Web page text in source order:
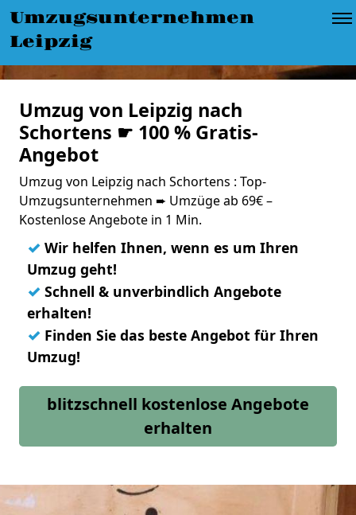
Umzugsunternehmen
Leipzig
Umzug von Leipzig nach
Schortens ☛ 100 % Gratis-
Angebot
Umzug von Leipzig nach Schortens : Top-
Umzugsunternehmen ➨ Umzüge ab 69€ –
Kostenlose Angebote in 1 Min.
✓ Wir helfen Ihnen, wenn es um Ihren
Umzug geht!
✓ Schnell & unverbindlich Angebote
erhalten!
✓ Finden Sie das beste Angebot für Ihren
Umzug!
blitzschnell kostenlose Angebote
erhalten